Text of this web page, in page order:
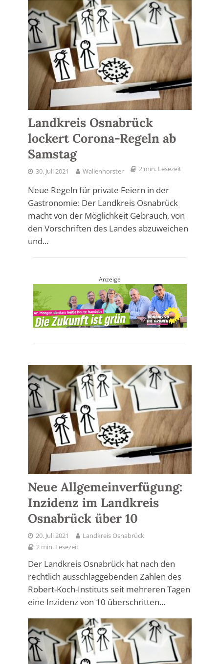
Landkreis Osnabrück
lockert Corona-Regeln ab
Samstag
30. Juli 2021 Wallenhorster 2 min. Lesezeit
Neue Regeln für private Feiern in der
Gastronomie: Der Landkreis Osnabrück
macht von der Möglichkeit Gebrauch, von
den Vorschriften des Landes abzuweichen
und...
Anzeige
Neue Allgemeinverfügung:
Inzidenz im Landkreis
Osnabrück über 10
20. Juli 2021
Landkreis Osnabrück
2 min. Lesezeit
Der Landkreis Osnabrück hat nach den
rechtlich ausschlaggebenden Zahlen des
Robert-Koch-Instituts seit mehreren Tagen
eine Inzidenz von 10 überschritten...